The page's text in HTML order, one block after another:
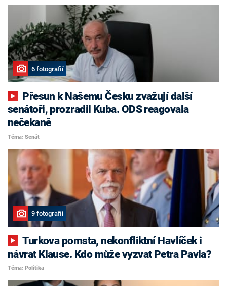
6 fotografií
senátoři, prozradil Kuba. ODS reagovala
nečekaně
Téma: Senát
9 fotografií
Turkova pomsta, nekonfliktní Havlíček i
návrat Klause. Kdo může vyzvat Petra Pavla?
Téma: Politika